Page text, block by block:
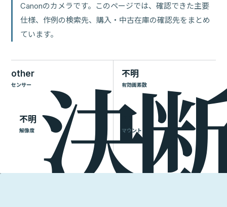
Canonのカメラです。このページでは、確認できた主要
仕様、作例の検索先、購入・中古在庫の確認先をまとめ
ています。
other
センサー
不明
有効画素数
不明
解像度 マウント